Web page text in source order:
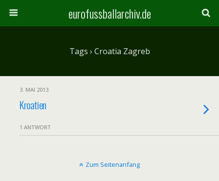
eurofussballarchiv.de
Tags › Croatia Zagreb
3. MAI 2013
Kroatien
1 ANTWORT
Zum Seitenanfang